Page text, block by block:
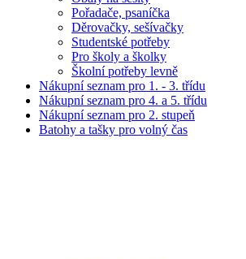
Pořadače, psaníčka
Děrovačky, sešívačky
Studentské potřeby
Pro školy a školky
Školní potřeby levně
Nákupní seznam pro 1. - 3. třídu
Nákupní seznam pro 4. a 5. třídu
Nákupní seznam pro 2. stupeň
Batohy a tašky pro volný čas